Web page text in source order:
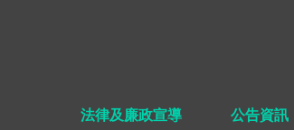
法律及廉政宣導 公告資訊